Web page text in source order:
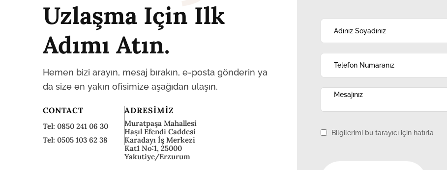
Uzlaşma Için Ilk
Adımı Atın.
Hemen bizi arayın, mesaj bırakın, e-posta gönderin ya
da size en yakın ofisimize aşağıdan ulaşın.
CONTACT
Tel: 0850 241 06 30
Tel: 0505 103 62 38
ADRESIMIZ
Muratpaşa Mahallesi
Haşıl Efendi Caddesi
Karadayı İş Merkezi
Kat1 No:1, 25000
Yakutiye/Erzurum
Bilgilerimi bu tarayıcı için hatırla